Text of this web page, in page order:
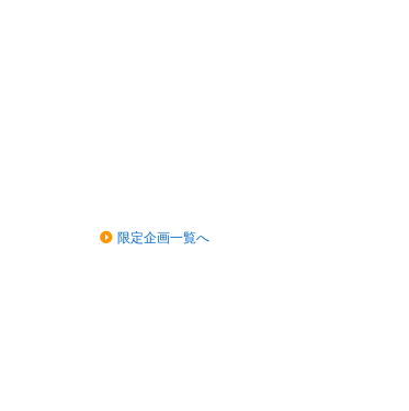
限定企画一覧へ